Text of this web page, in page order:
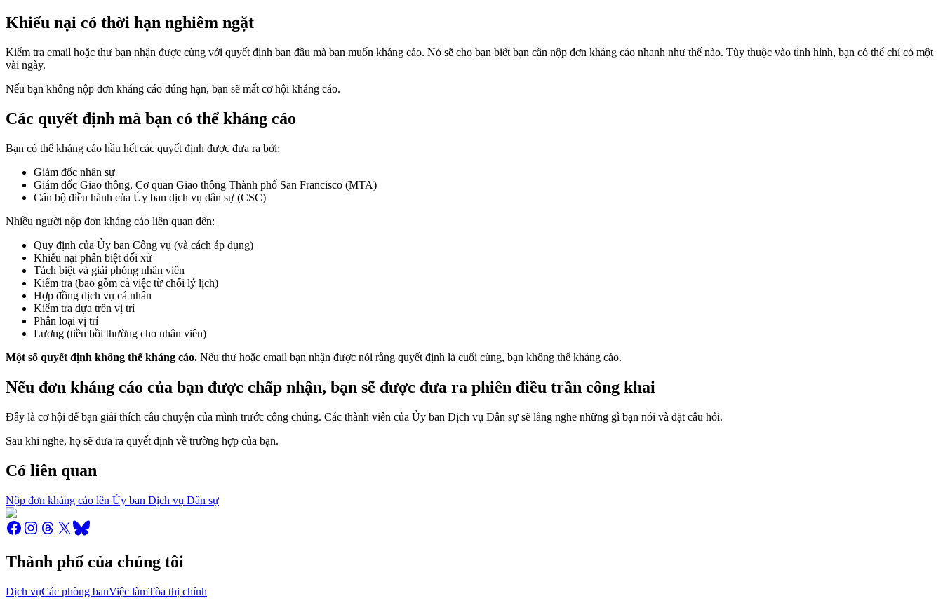
Khiếu nại có thời hạn nghiêm ngặt
Kiểm tra email hoặc thư bạn nhận được cùng với quyết định ban đầu mà bạn muốn kháng cáo. Nó sẽ cho bạn biết bạn cần nộp đơn kháng cáo nhanh như thế nào. Tùy thuộc vào tình hình, bạn có thể chỉ có một
vài ngày.
Nếu bạn không nộp đơn kháng cáo đúng hạn, bạn sẽ mất cơ hội kháng cáo.
Các quyết định mà bạn có thể kháng cáo
Bạn có thể kháng cáo hầu hết các quyết định được đưa ra bởi:
Giám đốc nhân sự
Giám đốc Giao thông, Cơ quan Giao thông Thành phố San Francisco (MTA)
Cán bộ điều hành của Ủy ban dịch vụ dân sự (CSC)
Nhiều người nộp đơn kháng cáo liên quan đến:
Quy định của Ủy ban Công vụ (và cách áp dụng)
Khiếu nại phân biệt đối xử
Tách biệt và giải phóng nhân viên
Kiểm tra (bao gồm cả việc từ chối lý lịch)
Hợp đồng dịch vụ cá nhân
Kiểm tra dựa trên vị trí
Phân loại vị trí
Lương (tiền bồi thường cho nhân viên)
Một số quyết định không thể kháng cáo. Nếu thư hoặc email bạn nhận được nói rằng quyết định là cuối cùng, bạn không thể kháng cáo.
Nếu đơn kháng cáo của bạn được chấp nhận, bạn sẽ được đưa ra phiên điều trần công khai
Đây là cơ hội để bạn giải thích câu chuyện của mình trước công chúng. Các thành viên của Ủy ban Dịch vụ Dân sự sẽ lắng nghe những gì bạn nói và đặt câu hỏi.
Sau khi nghe, họ sẽ đưa ra quyết định về trường hợp của bạn.
Có liên quan
Nộp đơn kháng cáo lên Ủy ban Dịch vụ Dân sự
Thành phố của chúng tôi
Dịch vụCác phòng banViệc làmTòa thị chính